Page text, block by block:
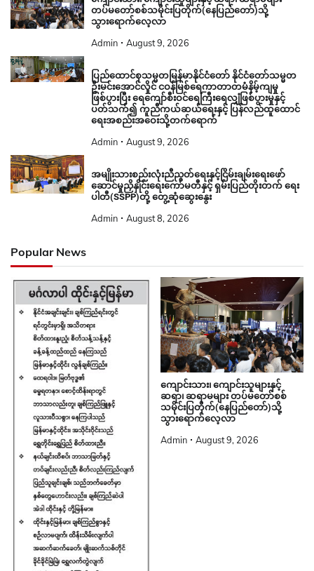
တပ်မတော်စစ်သမိုင်းပြတိုက်(နေပြည်တော်)သို့
သွားရောက်လေ့လာ
Admin August 9, 2026
ပြည်ထောင်စုသမ္မတမြန်မာနိုင်ငံတော် နိုင်ငံတော်သမ္မတ
ဦးမင်းအောင်လှိုင် ငဝန်မြစ်ရေကာတာတမံနိမ့်ကျမှု
ဖြစ်ပွားပြီး ရေကျော်စီးဝင်ရေကြီးရေလျှံဖြစ်ပွားမှုနှင့်
ပတ်သက်၍ ကူညီကယ်ဆယ်ရေးနှင့် ပြန်လည်ထူထောင်
ရေးအစည်းအဝေးသို့တက်ရောက်
Admin August 9, 2026
အမျိုးသားစည်းလုံးညီညွတ်ရေးနှင့်ငြိမ်းချမ်းရေးဖော်
ဆောင်မှုညှိနှိုင်းရေးကော်မတီနှင့် ရှမ်းပြည်တိုးတက် ရေး
ပါတီ(SSPP)တို့ တွေ့ဆုံဆွေးနွေး
Admin August 8, 2026
Popular News
ကျောင်းသား၊ ကျောင်းသူများနှင့်
ဆရာ၊ ဆရာမများ တပ်မတော်စစ်
သမိုင်းပြတိုက်(နေပြည်တော်)သို့
သွားရောက်လေ့လာ
Admin August 9, 2026